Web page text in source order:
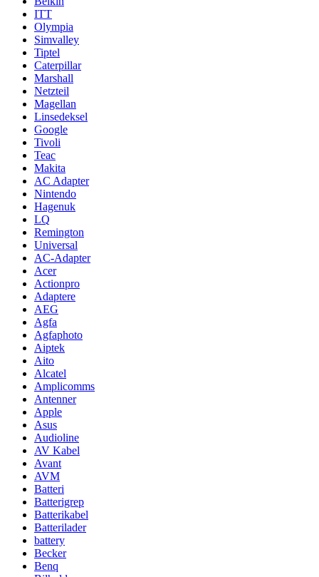
ITT
Olympia
Simvalley
Tiptel
Caterpillar
Marshall
Netzteil
Magellan
Linsedeksel
Google
Tivoli
Teac
Makita
AC Adapter
Nintendo
Hagenuk
LQ
Remington
Universal
AC-Adapter
Acer
Actionpro
Adaptere
AEG
Agfa
Agfaphoto
Aiptek
Aito
Alcatel
Amplicomms
Antenner
Apple
Asus
Audioline
AV Kabel
Avant
AVM
Batteri
Batterigrep
Batterikabel
Batterilader
battery
Becker
Benq